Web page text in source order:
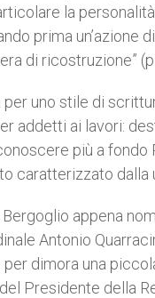
la
prima
di ricostruzione”
uno stile di
addetti ai lavori:
più a
caratterizzato dalla
appena
Antonio
per dimora una
Presidente della